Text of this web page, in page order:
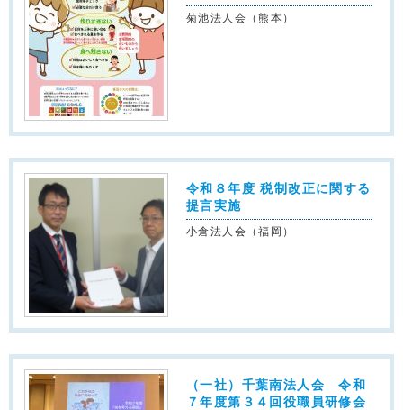
菊池法人会（熊本）
令和８年度 税制改正に関する
提言実施
小倉法人会（福岡）
（一社）千葉南法人会 令和
７年度第３４回役職員研修会